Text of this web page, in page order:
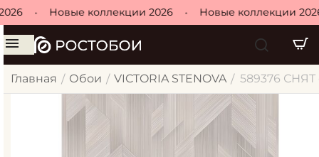
Новые коллекции 2026 Новые коллекции 2026
Главная / Обои / VICTORIA STENOVA / 589376 СНЯТ